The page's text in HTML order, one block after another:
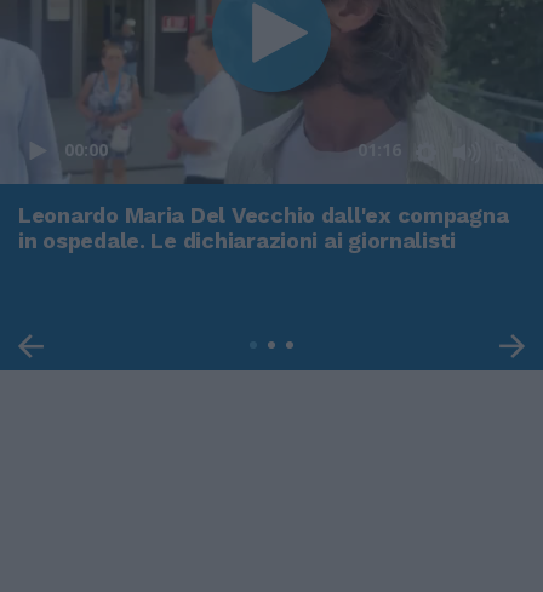
00:00 01:16
Leonardo Maria Del Vecchio dall'ex compagna
in ospedale. Le dichiarazioni ai giornalisti